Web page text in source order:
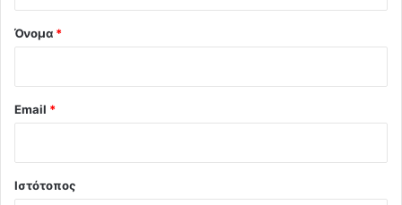
Όνομα *
Email *
Ιστότοπος